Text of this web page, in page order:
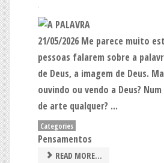
21/05/2026 Me parece muito
pessoas falarem sobre a
de Deus, a imagem de Deus.
ouvindo ou vendo a Deus?
de arte qualquer? ...
Categories
Pensamentos
READ MORE...